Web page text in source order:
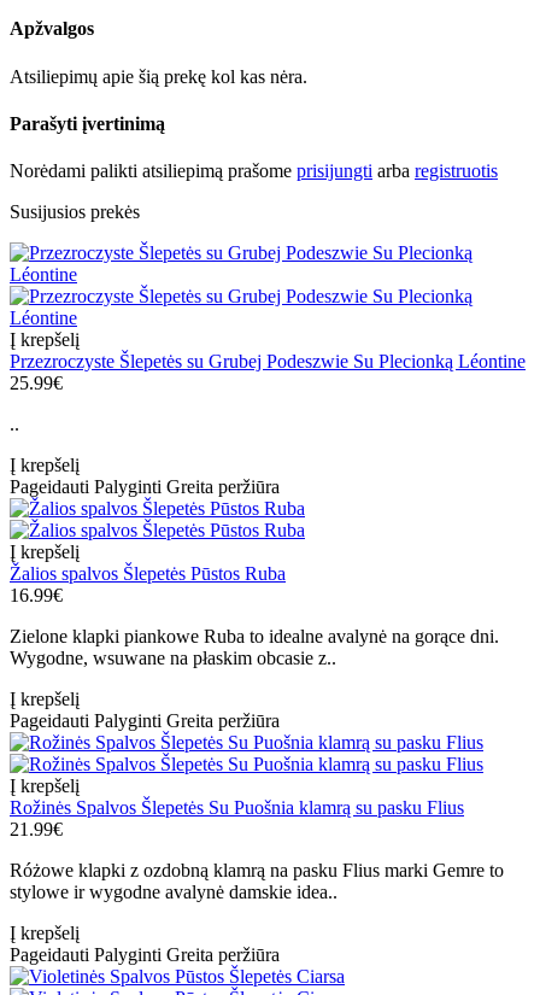
Apžvalgos
Atsiliepimų apie šią prekę kol kas nėra.
Parašyti įvertinimą
Norėdami palikti atsiliepimą prašome prisijungti arba registruotis
Susijusios prekės
Į krepšelį
Przezroczyste Šlepetės su Grubej Podeszwie Su Plecionką Léontine
25.99€
..
Į krepšelį
Pageidauti Palyginti Greita peržiūra
Į krepšelį
Žalios spalvos Šlepetės Pūstos Ruba
16.99€
Zielone klapki piankowe Ruba to idealne avalynė na gorące dni.
Wygodne, wsuwane na płaskim obcasie z..
Į krepšelį
Pageidauti Palyginti Greita peržiūra
Į krepšelį
Rožinės Spalvos Šlepetės Su Puošnia klamrą su pasku Flius
21.99€
Różowe klapki z ozdobną klamrą na pasku Flius marki Gemre to
stylowe ir wygodne avalynė damskie idea..
Į krepšelį
Pageidauti Palyginti Greita peržiūra